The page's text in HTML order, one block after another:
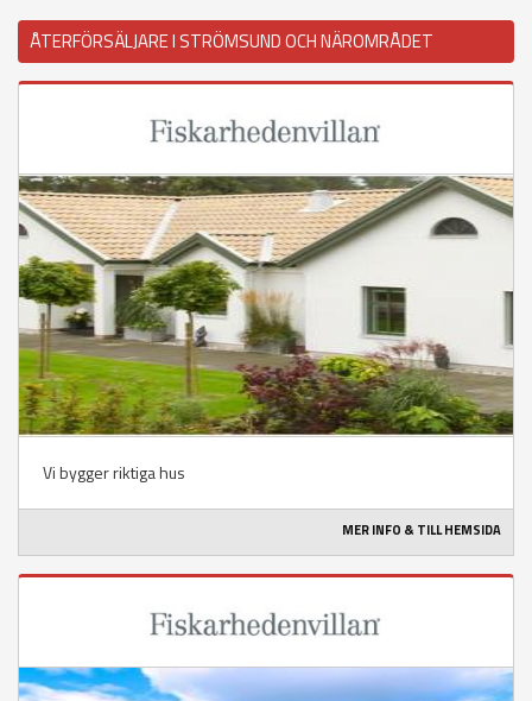
ÅTERFÖRSÄLJARE I STRÖMSUND OCH NÄROMRÅDET
Vi bygger riktiga hus
MER INFO & TILL HEMSIDA